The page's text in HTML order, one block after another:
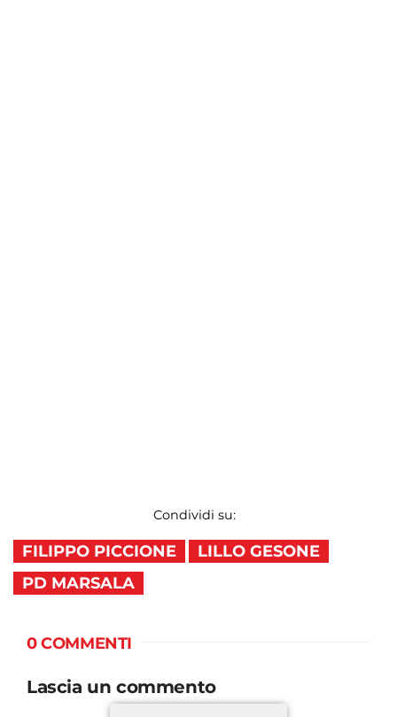
Condividi su:
FILIPPO PICCIONE
LILLO GESONE
PD MARSALA
0 COMMENTI
Lascia un commento